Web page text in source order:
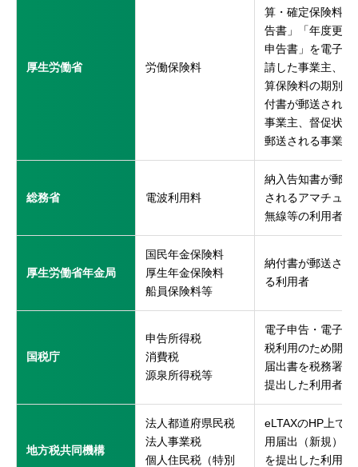
厚生労働省 労働保険料
算・確定保険料申
告書」「年度更新
申告書」を電子申
請した事業主、概
算保険料の期別納
付書が郵送される
事業主、督促状が
郵送される事業主
総務省 電波利用料
納入告知書が郵送
されるアマチュア
無線等の利用者
厚生労働省年金局
国民年金保険料
厚生年金保険料
船員保険料等
納付書が郵送され
る利用者
国税庁
申告所得税
消費税
源泉所得税等
電子申告・電子納
税利用のため開始
届出書を税務署に
提出した利用者
地方税共同機構
法人都道府県民税
法人事業税
個人住民税（特別
eLTAXのHP上で利
用届出（新規）
を提出した利用者